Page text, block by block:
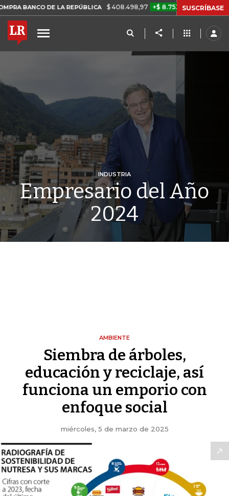
LA REPÚBLICA $ 408.498,97 +$ 8.753,81 +2,19% TASA DE
SUSCRÍBASE
INDUSTRIA
Empresario del Año
2024
AMBIENTE
Siembra de árboles,
educación y reciclaje, así
funciona un emporio con
enfoque social
miércoles, 5 de marzo de 2025